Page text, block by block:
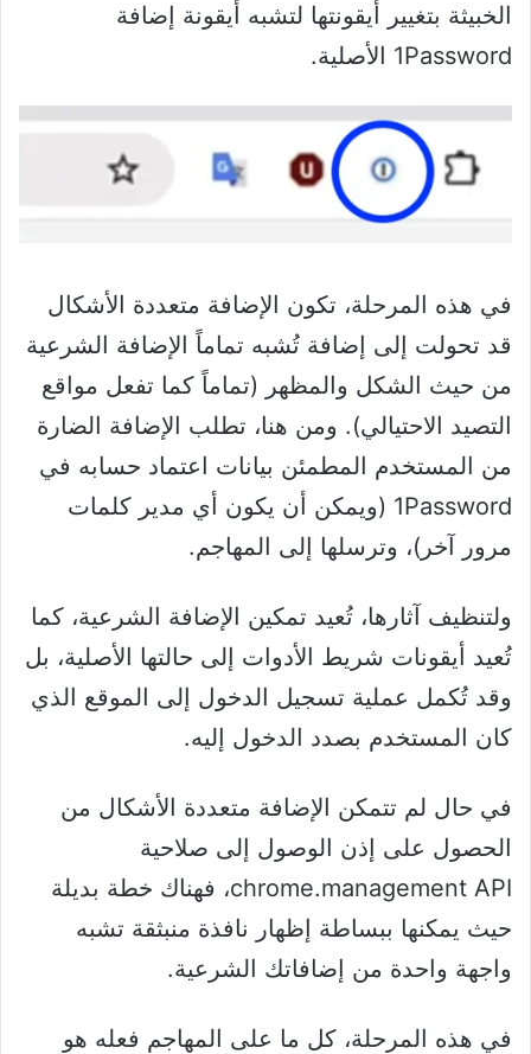
الخبيثة بتغيير أيقونتها لتشبه أيقونة إضافة
1Password الأصلية.
في هذه المرحلة، تكون الإضافة متعددة الأشكال
قد تحولت إلى إضافة تُشبه تماماً الإضافة الشرعية
من حيث الشكل والمظهر (تماماً كما تفعل مواقع
التصيد الاحتيالي). ومن هنا، تطلب الإضافة الضارة
من المستخدم المطمئن بيانات اعتماد حسابه في
1Password (ويمكن أن يكون أي مدير كلمات
مرور آخر)، وترسلها إلى المهاجم.
ولتنظيف آثارها، تُعيد تمكين الإضافة الشرعية، كما
تُعيد أيقونات شريط الأدوات إلى حالتها الأصلية، بل
وقد تُكمل عملية تسجيل الدخول إلى الموقع الذي
كان المستخدم بصدد الدخول إليه.
في حال لم تتمكن الإضافة متعددة الأشكال من
الحصول على إذن الوصول إلى صلاحية
chrome.management API، فهناك خطة بديلة
حيث يمكنها ببساطة إظهار نافذة منبثقة تشبه
واجهة واحدة من إضافاتك الشرعية.
في هذه المرحلة، كل ما على المهاجم فعله هو